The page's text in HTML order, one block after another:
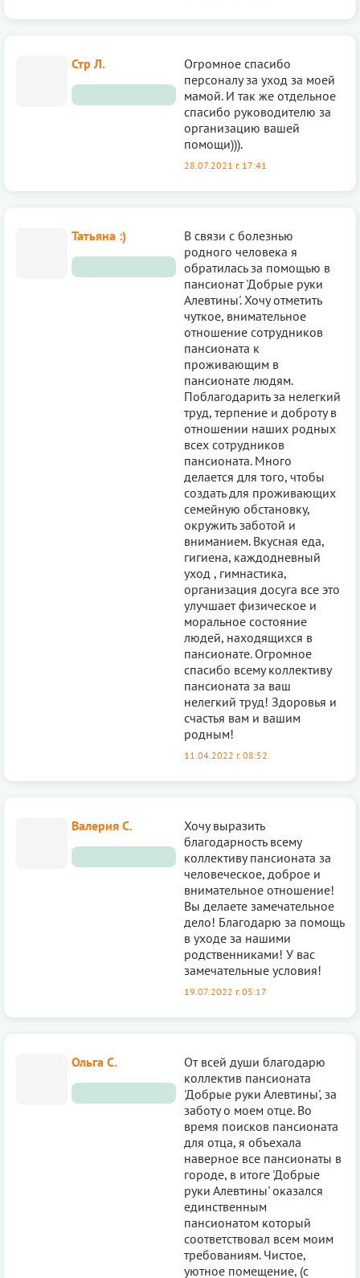
Стр Л.
Огромное спасибо
персоналу за уход за моей
мамой. И так же отдельное
спасибо руководителю за
организацию вашей
помощи))).
28.07.2021 г. 17:41
Татьяна :)
В связи с болезнью
родного человека я
обратилась за помощью в
пансионат 'Добрые руки
Алевтины'. Хочу отметить
чуткое, внимательное
отношение сотрудников
пансионата к
проживающим в
пансионате людям.
Поблагодарить за нелегкий
труд, терпение и доброту в
отношении наших родных
всех сотрудников
пансионата. Много
делается для того, чтобы
создать для проживающих
семейную обстановку,
окружить заботой и
вниманием. Вкусная еда,
гигиена, каждодневный
уход , гимнастика,
организация досуга все это
улучшает физическое и
моральное состояние
людей, находящихся в
пансионате. Огромное
спасибо всему коллективу
пансионата за ваш
нелегкий труд! Здоровья и
счастья вам и вашим
родным!
11.04.2022 г. 08:52
Валерия С.
Хочу выразить
благодарность всему
коллективу пансионата за
человеческое, доброе и
внимательное отношение!
Вы делаете замечательное
дело! Благодарю за помощь
в уходе за нашими
родственниками! У вас
замечательные условия!
19.07.2022 г. 05:17
Ольга С.
От всей души благодарю
коллектив пансионата
'Добрые руки Алевтины', за
заботу о моем отце. Во
время поисков пансионата
для отца, я объехала
наверное все пансионаты в
городе, в итоге 'Добрые
руки Алевтины' оказался
единственным
пансионатом который
соответствовал всем моим
требованиям. Чистое,
уютное помещение, (с